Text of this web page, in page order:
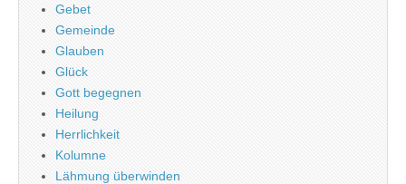
Gebet
Gemeinde
Glauben
Glück
Gott begegnen
Heilung
Herrlichkeit
Kolumne
Lähmung überwinden